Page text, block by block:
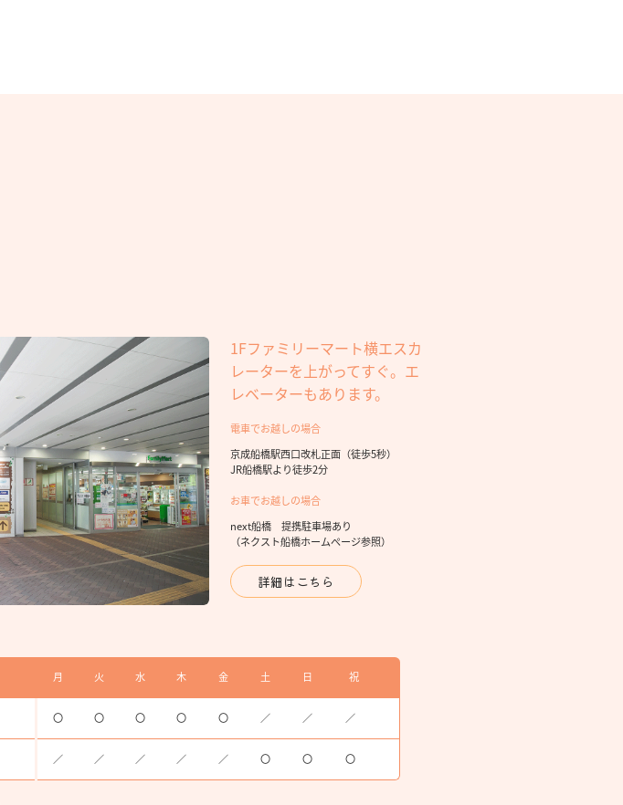
1Fファミリーマート横エスカ
レーターを上がってすぐ。エ
レベーターもあります。
電車でお越しの場合
京成船橋駅西口改札正面（徒歩5秒）
JR船橋駅より徒歩2分
お車でお越しの場合
next船橋 提携駐車場あり
（ネクスト船橋ホームぺージ参照）
詳細はこちら
月 火 水 木 金 土 日 祝
〇 〇 〇 〇 〇 ／ ／ ／
／ ／ ／ ／ ／ 〇 〇 〇